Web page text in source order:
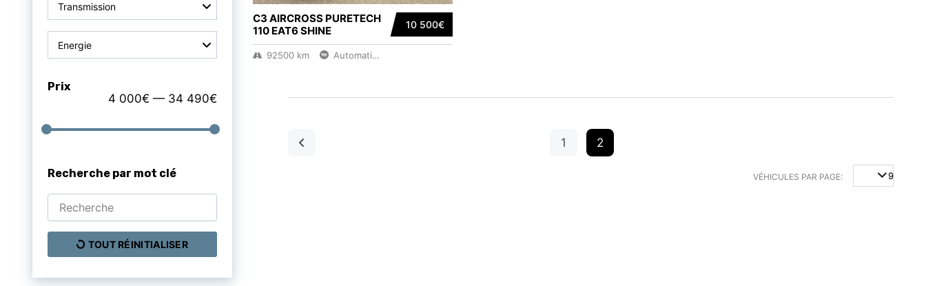
Transmission
Energie
Prix
4 000€ — 34 490€
Recherche par mot clé
TOUT RÉINITIALISER
10 500€
C3 AIRCROSS PURETECH
110 EAT6 SHINE
92500 km Automatique
1 2
VÉHICULES PAR PAGE: 9
9